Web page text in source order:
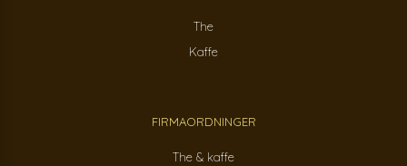
The
Kaffe
FIRMAORDNINGER
The & kaffe